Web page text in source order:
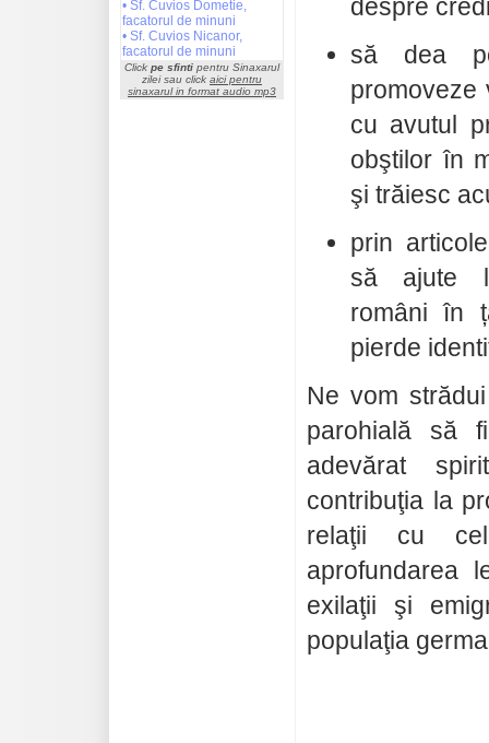
• Sf. Cuvios Dometie,
facatorul de minuni
• Sf. Cuvios Nicanor,
facatorul de minuni
Click pe sfinti pentru Sinaxarul
zilei sau click aici pentru
sinaxarul in format audio mp3
despre
să dea
promoveze
cu avutul
obştilor în
şi trăiesc
prin
să ajute
români în
pierde
Ne vom
parohială să
adevărat
contribuţia la
relaţii cu
aprofundarea
exilaţii şi
populaţia